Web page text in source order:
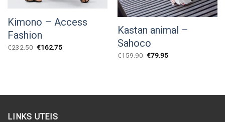
Kimono – Access
Fashion
€232.50 O
€162.75O
Kastan animal –
Sahoco
€159.90 O
€79.95O
LINKS UTEIS